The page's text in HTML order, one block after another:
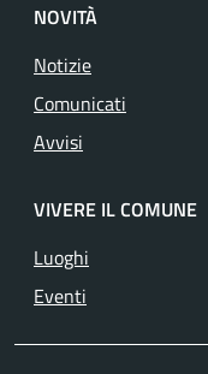
NOVITÀ
Notizie
Comunicati
Avvisi
VIVERE IL COMUNE
Luoghi
Eventi